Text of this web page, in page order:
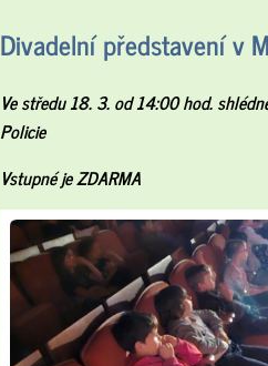
Divadelní představení v
Ve středu 18. 3. od 14:00 hod.
Policie
Vstupné je ZDARMA